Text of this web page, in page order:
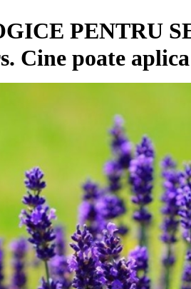
PENTRU
Cine poate aplica